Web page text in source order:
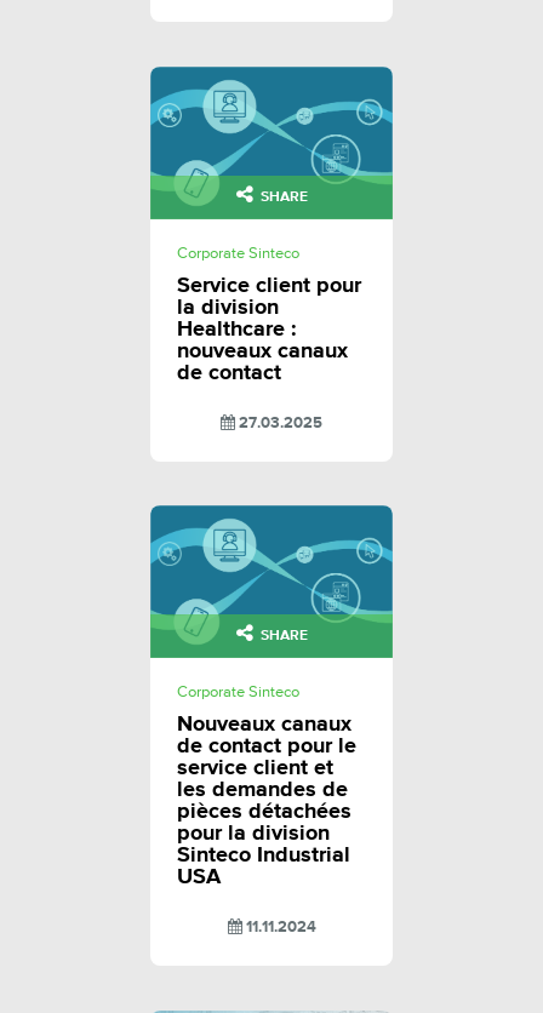
SHARE
Corporate Sinteco
Service client pour
la division
Healthcare :
nouveaux canaux
de contact
27.03.2025
SHARE
Corporate Sinteco
Nouveaux canaux
de contact pour le
service client et
les demandes de
pièces détachées
pour la division
Sinteco Industrial
USA
11.11.2024